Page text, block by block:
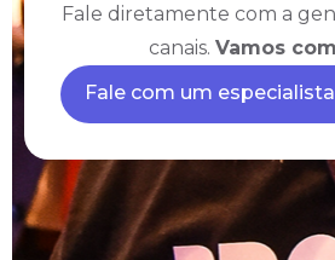
Fale diretamente com a
canais. Vamos
Fale com um especialista